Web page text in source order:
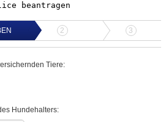
beantragen